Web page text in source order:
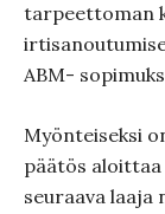
tarpeettoman
ABM-
Myönteiseksi
päätös
seuraava laaja